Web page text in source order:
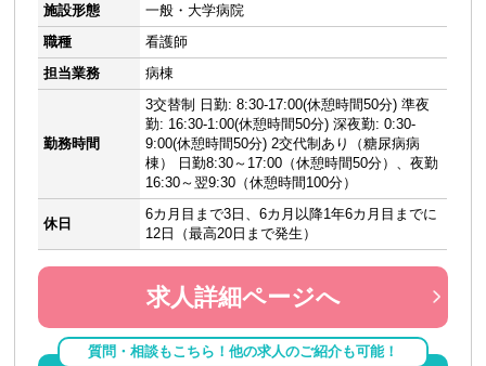
施設形態
一般・大学病院
職種
看護師
担当業務
病棟
勤務時間
3交替制 日勤: 8:30-17:00(休憩時間50分) 準夜
勤: 16:30-1:00(休憩時間50分) 深夜勤: 0:30-
9:00(休憩時間50分) 2交代制あり（糖尿病病
棟） 日勤8:30～17:00（休憩時間50分）、夜勤
16:30～翌9:30（休憩時間100分）
休日
6カ月目まで3日、6カ月以降1年6カ月目までに
12日（最高20日まで発生）
求人詳細ページへ
質問・相談もこちら！他の求人のご紹介も可能！